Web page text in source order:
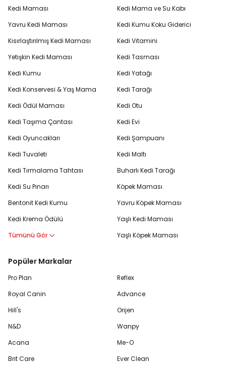
Kedi Maması
Yavru Kedi Maması
Kısırlaştırılmış Kedi Maması
Yetişkin Kedi Maması
Kedi Kumu
Kedi Konservesi & Yaş Mama
Kedi Ödül Maması
Kedi Taşıma Çantası
Kedi Oyuncakları
Kedi Tuvaleti
Kedi Tırmalama Tahtası
Kedi Su Pınarı
Bentonit Kedi Kumu
Kedi Krema Ödülü
Tümünü Gör
Kedi Mama ve Su Kabı
Kedi Kumu Koku Giderici
Kedi Vitamini
Kedi Tasması
Kedi Yatağı
Kedi Tarağı
Kedi Otu
Kedi Evi
Kedi Şampuanı
Kedi Maltı
Buharlı Kedi Tarağı
Köpek Maması
Yavru Köpek Maması
Yaşlı Kedi Maması
Yaşlı Köpek Maması
Popüler Markalar
Pro Plan
Royal Canin
Hill's
N&D
Acana
Brit Care
Reflex
Advance
Orijen
Wanpy
Me-O
Ever Clean